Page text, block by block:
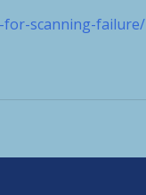
for-scanning-failure/